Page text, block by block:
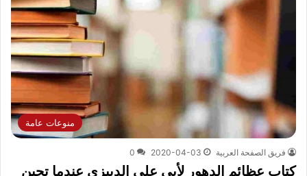
منوعات عامة
فريق الصفحة العربية 2020-04-03
0
كتاب عظائم الدهور لأبي علي الدبيزي عندما تحين